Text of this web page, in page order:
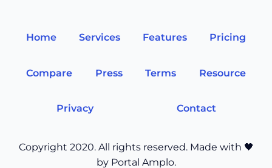
Home Services Features Pricing
Compare Press Terms Resource
Privacy Contact
Copyright 2020. All rights reserved. Made with 🖤
by Portal Amplo.